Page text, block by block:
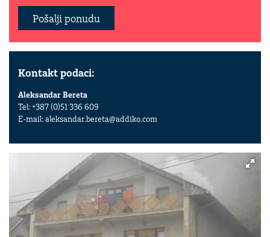
Pošalji ponudu
Kontakt podaci:
Aleksandar Bereta
Tel: +387 (0)51 336 609
E-mail:aleksandar.bereta@addiko.com